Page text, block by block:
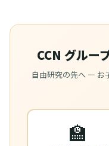
CCN グルー
自由研究の先へ — お
🏫